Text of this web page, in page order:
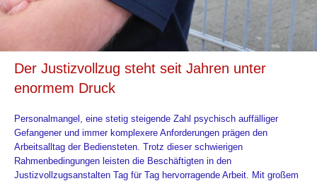
Der Justizvollzug steht seit Jahren unter
enormem Druck
Personalmangel, eine stetig steigende Zahl psychisch auffälliger
Gefangener und immer komplexere Anforderungen prägen den
Arbeitsalltag der Bediensteten. Trotz dieser schwierigen
Rahmenbedingungen leisten die Beschäftigten in den
Justizvollzugsanstalten Tag für Tag hervorragende Arbeit. Mit großem